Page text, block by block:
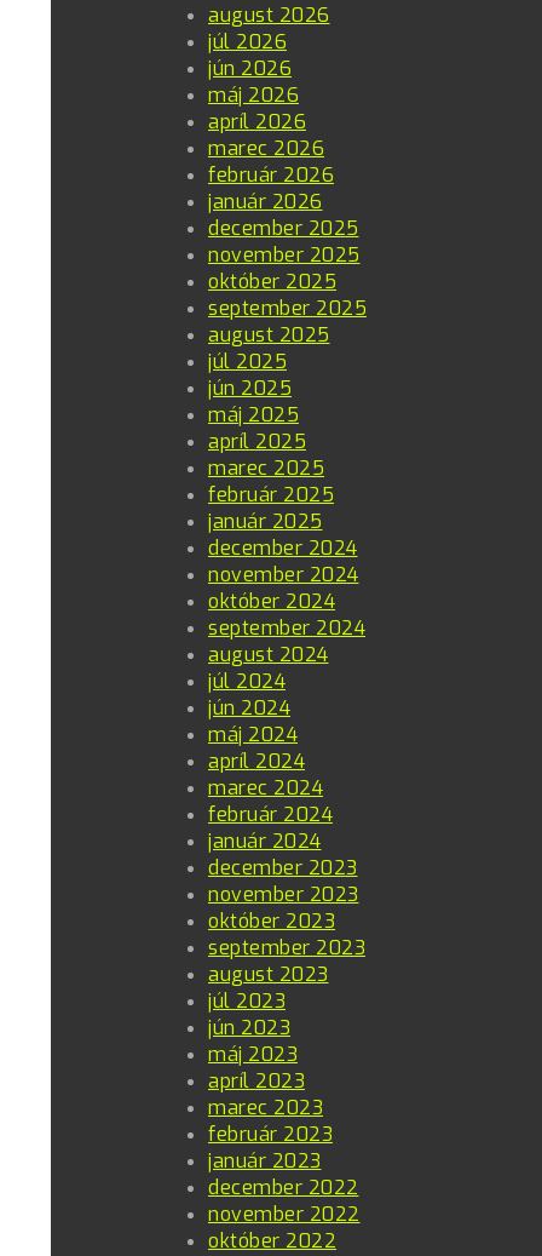
august 2026
júl 2026
jún 2026
máj 2026
apríl 2026
marec 2026
február 2026
január 2026
december 2025
november 2025
október 2025
september 2025
august 2025
júl 2025
jún 2025
máj 2025
apríl 2025
marec 2025
február 2025
január 2025
december 2024
november 2024
október 2024
september 2024
august 2024
júl 2024
jún 2024
máj 2024
apríl 2024
marec 2024
február 2024
január 2024
december 2023
november 2023
október 2023
september 2023
august 2023
júl 2023
jún 2023
máj 2023
apríl 2023
marec 2023
február 2023
január 2023
december 2022
november 2022
október 2022